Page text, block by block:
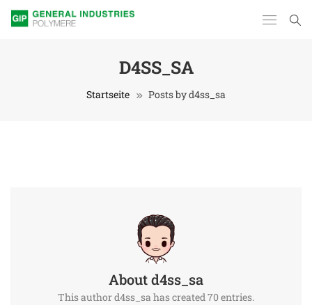
D4SS_SA
Startseite Posts by d4ss_sa
Aboutd4ss_sa
This author d4ss_sa has created 70 entries.